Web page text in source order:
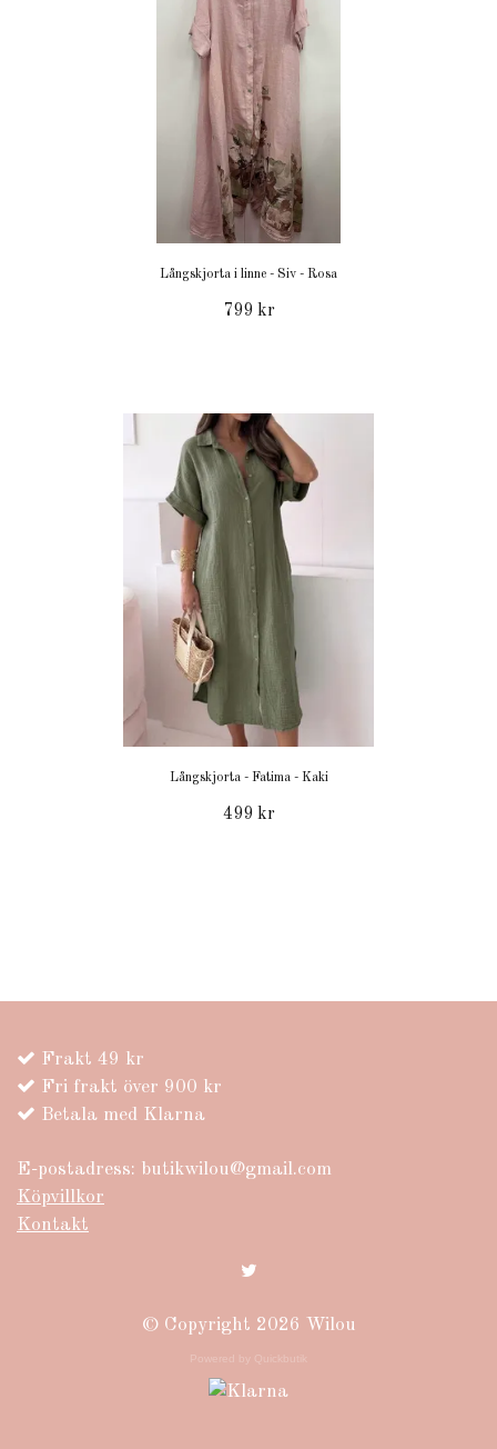
Långskjorta i linne - Siv - Rosa
799 kr
Långskjorta - Fatima - Kaki
499 kr
Frakt 49 kr
Fri frakt över 900 kr
Betala med Klarna
E-postadress: butikwilou@gmail.com
Köpvillkor
Kontakt
© Copyright 2026 Wilou
Powered by Quickbutik